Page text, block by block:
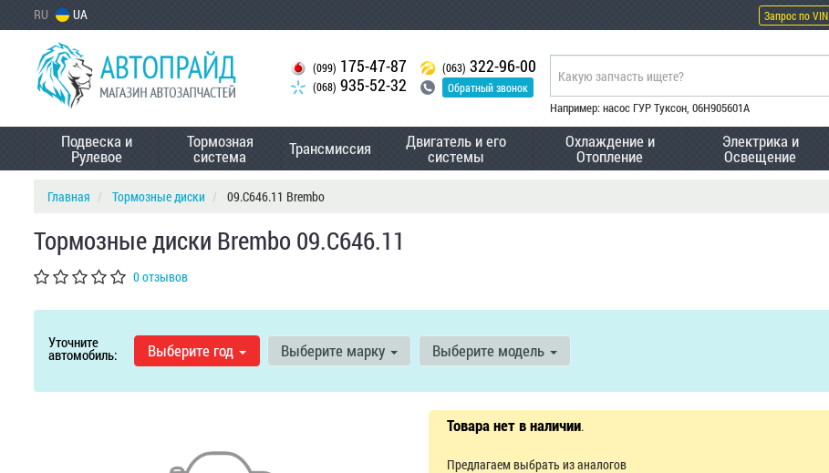
RU UA Запрос по VIN
(099) 175-47-87
(068) 935-52-32
(063) 322-96-00
Обратный звонок
Например: насос ГУР Туксон, 06H905601A
Подвеска и
Рулевое
Тормозная
система Трансмиссия Двигатель и его
системы
Охлаждение и
Отопление
Электрика и
Освещение
Главная Тормозные диски 09.C646.11 Brembo
Тормозные диски Brembo 09.C646.11
0 отзывов
Уточните
автомобиль: Выберите год Выберите марку Выберите модель
Товара нет в наличии.
Предлагаем выбрать из аналогов